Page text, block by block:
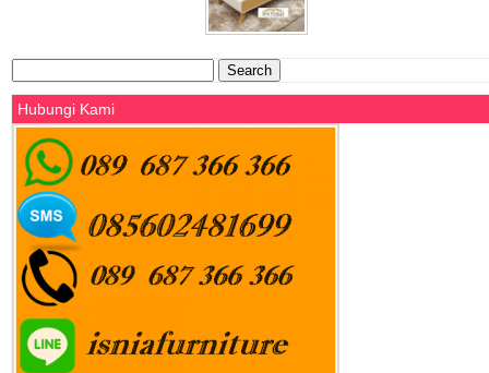
for:
Hubungi Kami